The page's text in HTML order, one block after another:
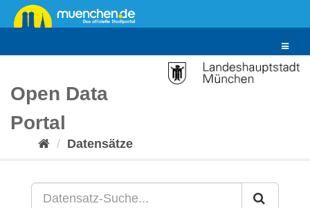
Überspringen
zum
Toggle
Open Data
Portal
Datensätze